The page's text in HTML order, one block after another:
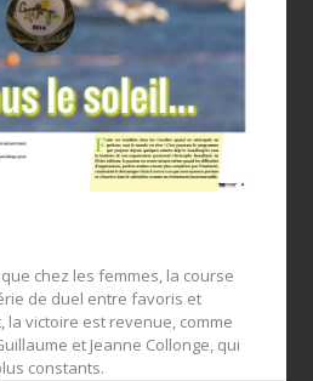
chez les femmes, la course
de duel entre favoris et
victoire est revenue, comme
et Jeanne Collonge, qui
constants.